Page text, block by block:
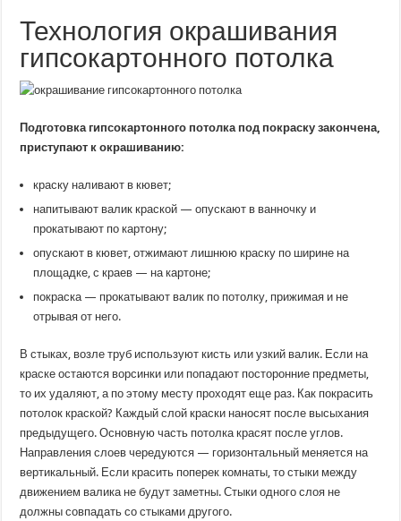
Технология окрашивания
гипсокартонного потолка
Подготовка гипсокартонного потолка под покраску закончена,
приступают к окрашиванию:
краску наливают в кювет;
напитывают валик краской — опускают в ванночку и
прокатывают по картону;
опускают в кювет, отжимают лишнюю краску по ширине на
площадке, с краев — на картоне;
покраска — прокатывают валик по потолку, прижимая и не
отрывая от него.
В стыках, возле труб используют кисть или узкий валик. Если на
краске остаются ворсинки или попадают посторонние предметы,
то их удаляют, а по этому месту проходят еще раз. Как покрасить
потолок краской? Каждый слой краски наносят после высыхания
предыдущего. Основную часть потолка красят после углов.
Направления слоев чередуются — горизонтальный меняется на
вертикальный. Если красить поперек комнаты, то стыки между
движением валика не будут заметны. Стыки одного слоя не
должны совпадать со стыками другого.